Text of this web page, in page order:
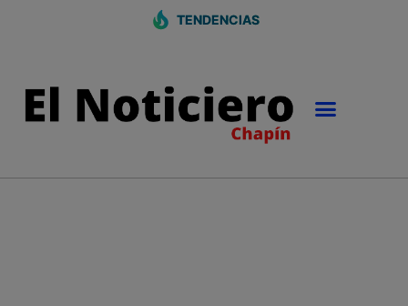
TENDENCIAS